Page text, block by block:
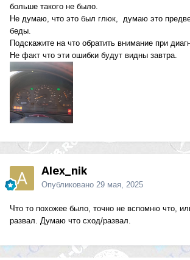
больше такого не было.
Не думаю, что это был глюк, думаю это
беды.
Подскажите на что обратить внимание при
Не факт что эти ошибки будут видны завтра.
Alex_nik
Опубликовано 29 мая, 2025
Что то похожее было, точно не вспомню что,
развал. Думаю что сход/развал.